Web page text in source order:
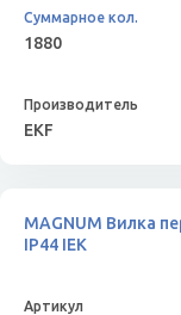
1880
EKF
MAGNUM Вилка
IP44 IEK